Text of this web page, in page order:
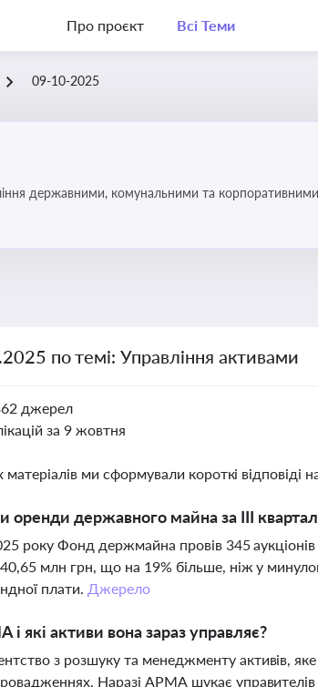
Про проєкт Всі Теми
09-10-2025
державними, комунальними та корпоративними
майна підприємств і держави
по темі: Управління активами
джерел
за 9 жовтня
матеріалів ми сформували короткі відповіді
оренди державного майна за III
року Фонд держмайна провів 345
млн грн, що на 19% більше, ніж у
плати. Джерело
які активи вона зараз управляє?
з розшуку та менеджменту активів,
Наразі АРМА шукає